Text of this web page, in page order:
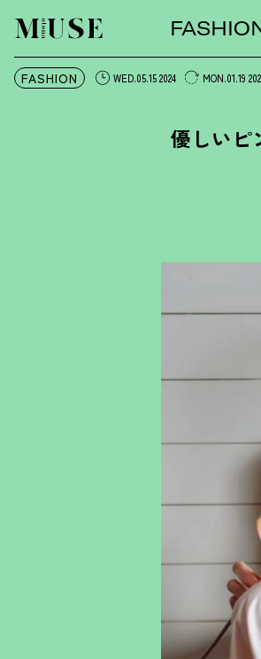
オトナミューズ ウェブ
FASHION WED.05.15 2024 MON.01.19
優しいピ